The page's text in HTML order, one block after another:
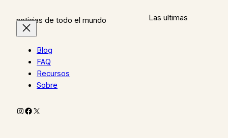
Las ultimas
noticias de todo el mundo
Blog
FAQ
Recursos
Sobre
Instagram
Facebook
X